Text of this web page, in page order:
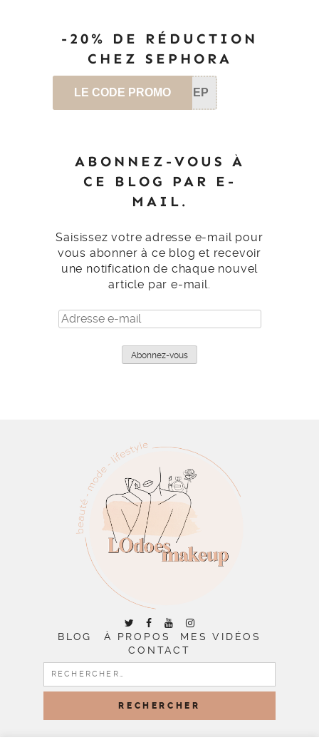
-20% DE RÉDUCTION
CHEZ SEPHORA
LE CODE PROMO SEP
ABONNEZ-VOUS À
CE BLOG PAR E-
MAIL.
Saisissez votre adresse e-mail pour
vous abonner à ce blog et recevoir
une notification de chaque nouvel
article par e-mail.
Adresse
e-
Abonnez-vous
BLOG À PROPOS
MES VIDÉOS
CONTACT
RECHERCHER :